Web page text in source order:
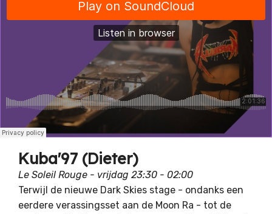
Kuba'97 (Dieter)
Le Soleil Rouge - vrijdag 23:30 - 02:00
Terwijl de nieuwe Dark Skies stage - ondanks een
eerdere verassingsset aan de Moon Ra - tot de